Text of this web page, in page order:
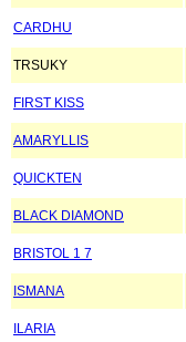
CARDHU
TRSUKY
FIRST KISS
AMARYLLIS
QUICKTEN
BLACK DIAMOND
BRISTOL 1 7
ISMANA
ILARIA